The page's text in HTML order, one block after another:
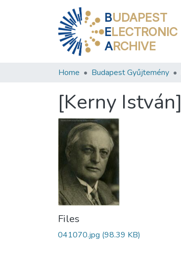
BUDAPEST
ELECTRONIC
ARCHIVE
Home Budapest Gyűjtemény
[Kerny István]
Files
041070.jpg (98.39 KB)